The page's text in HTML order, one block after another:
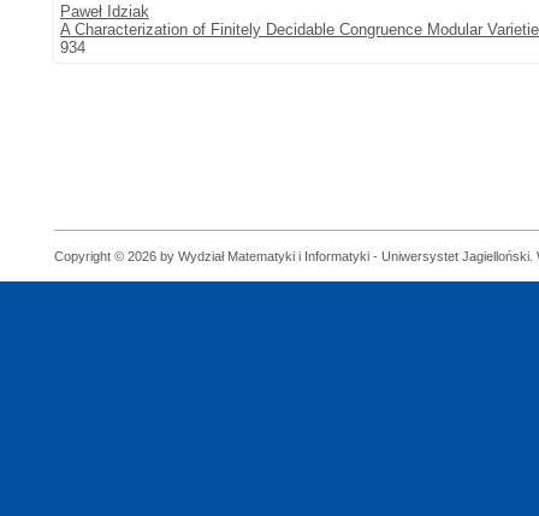
Paweł Idziak
A Characterization of Finitely Decidable Congruence Modular
934
Copyright © 2026 by Wydział Matematyki i Informatyki - Uniwersystet